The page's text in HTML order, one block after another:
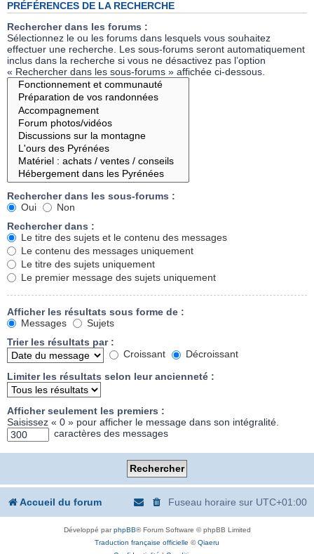
PRÉFÉRENCES DE LA RECHERCHE
Rechercher dans les forums :
Sélectionnez le ou les forums dans lesquels vous souhaitez
effectuer une recherche. Les sous-forums seront automatiquement
inclus dans la recherche si vous ne désactivez pas l’option
« Rechercher dans les sous-forums » affichée ci-dessous.
Rechercher dans les sous-forums :
Oui
Non
Rechercher dans :
Le titre des sujets et le contenu des messages
Le contenu des messages uniquement
Le titre des sujets uniquement
Le premier message des sujets uniquement
Afficher les résultats sous forme de :
Messages
Sujets
Trier les résultats par :
Croissant
Décroissant
Limiter les résultats selon leur ancienneté :
Afficher seulement les premiers :
Saisissez « 0 » pour afficher le message dans son intégralité.
caractères des messages
Accueil du forum Fuseau horaire sur UTC+01:00
Développé parphpBB® Forum Software © phpBB Limited
Traduction française officielle ©Qiaeru